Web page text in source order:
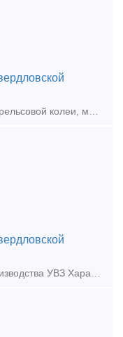
Масса, т 9,6 База, мм 3400 Ширина рельсовой колеи, мм 1520 Высота от уровня головок рельсов до опорной поверхности подпятника в свободном состоянии, мм 824 Расстояние между осями с
Продам тележки модели 18-100 производства УВЗ Характеристрики тележки 18-100: Число осей 2 Масса, т 4,8 База, мм 1850 Конструктивная скорость, км/ч 120 Тип рессорного под